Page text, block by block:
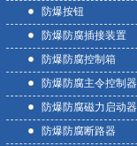
防爆按钮
防爆防腐插接装置
防爆防腐控制箱
防爆防腐主令控制器
防爆防腐磁力启动器
防爆防腐断路器